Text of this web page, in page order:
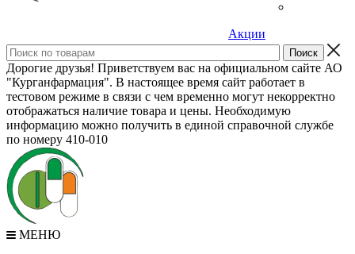
Акции
Дорогие друзья! Приветствуем вас на официальном сайте АО
"Курганфармация". В настоящее время сайт работает в
тестовом режиме в связи с чем временно могут некорректно
отображаться наличие товара и цены. Необходимую
информацию можно получить в единой справочной службе
по номеру 410-010
МЕНЮ